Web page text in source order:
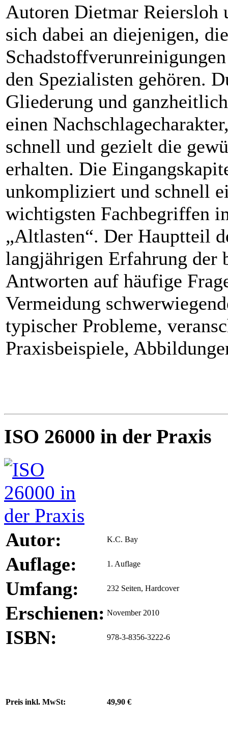
Autoren Dietmar Reiersloh
sich dabei an diejenigen,
den Spezialisten gehören.
Gliederung und
einen
schnell und gezielt die
erhalten. Die
unkompliziert und schnell
wichtigsten Fachbegriffen
„Altlasten“. Der Hauptteil
langjährigen Erfahrung der
Antworten auf häufige
Vermeidung
typischer Probleme,
Praxisbeispiele,
ISO 26000 in der Praxis
Autor: K.C. Bay
Auflage: 1. Auflage
Umfang: 232 Seiten, Hardcover
Erschienen: November 2010
ISBN: 978-3-8356-3222-6
Preis inkl. MwSt: 49,90 €